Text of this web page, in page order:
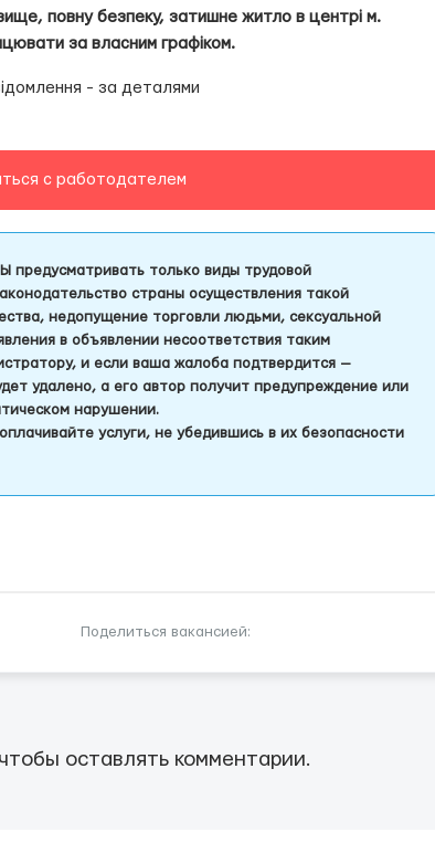
повну безпеку, затишне житло в центрі м.
за власним графіком.
- за деталями
с работодателем
предусматривать только виды трудовой
страны осуществления такой
недопущение торговли людьми, сексуальной
в объявлении несоответствия таким
и если ваша жалоба подтвердится —
удалено, а его автор получит предупреждение или
нарушении.
услуги, не убедившись в их безопасности
Поделиться вакансией:
чтобы оставлять комментарии.